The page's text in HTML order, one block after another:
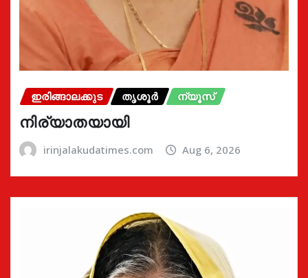
ഇരിങ്ങാലക്കുട തൃശൂർ ന്യൂസ്
നിര്യാതയായി
irinjalakudatimes.com Aug 6, 2026